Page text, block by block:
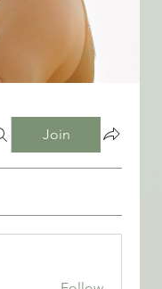
Join